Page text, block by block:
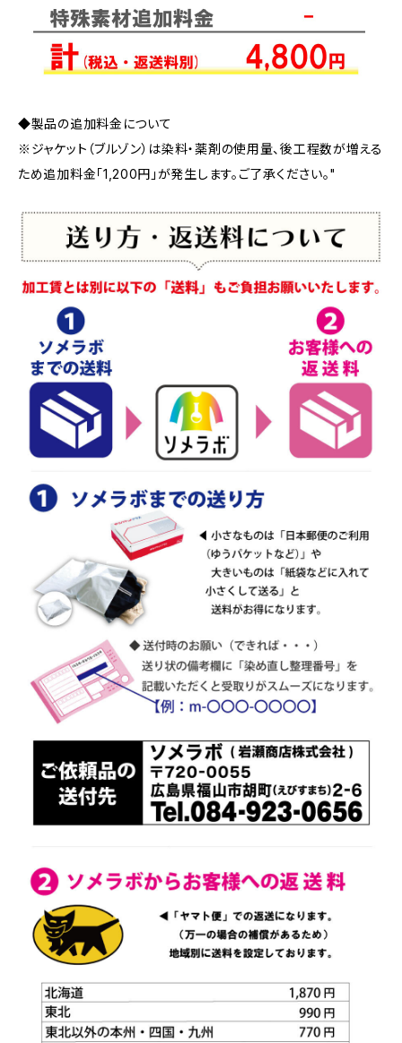
◆製品の追加料金について
※ジャケット（ブルゾン）は染料・薬剤の使用量、後工程数が増える
ため追加料金「1,200円」が発生します。ご了承ください。"